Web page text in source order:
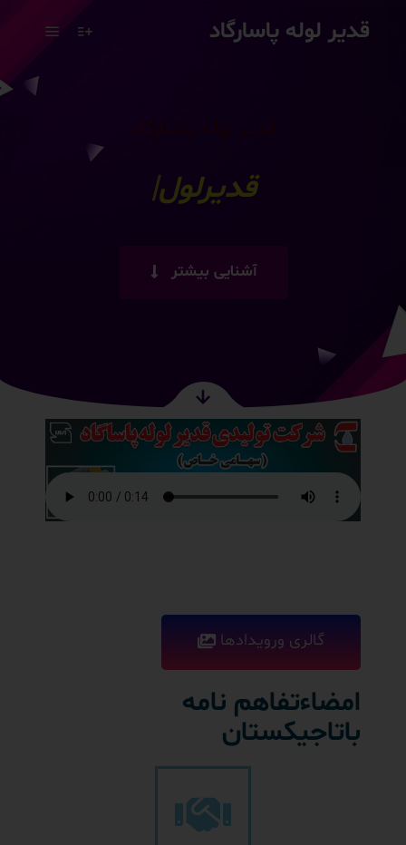
قدیر لوله پاسارگاد
قدیرلوله پاسارگاد
آشنایی بیشتر
گالری ورویدادها
امضاءتفاهم نامه
باتاجیکستان